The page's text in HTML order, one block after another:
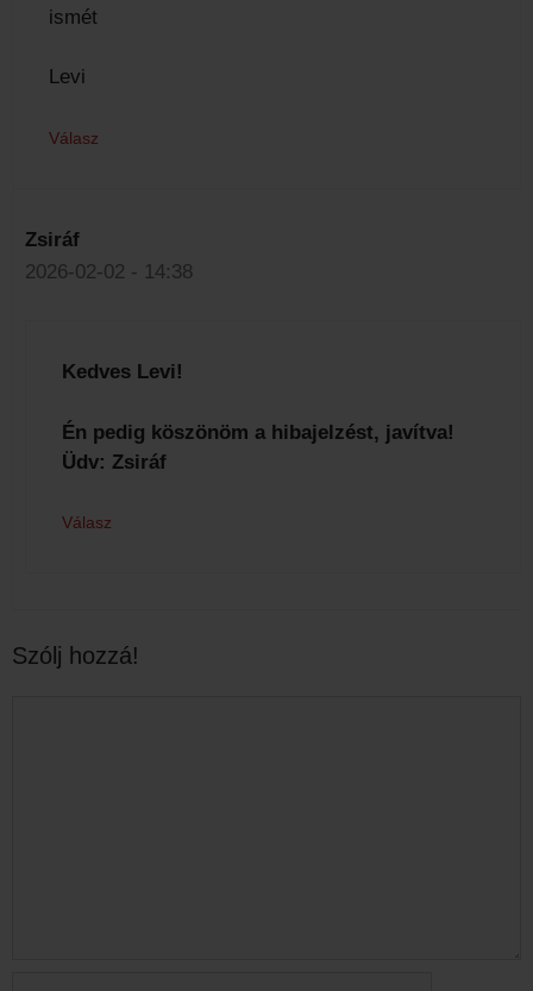
ismét
Levi
Válasz
Zsiráf
2026-02-02 - 14:38
Kedves Levi!
Én pedig köszönöm a hibajelzést, javítva!
Üdv: Zsiráf
Válasz
Szólj hozzá!